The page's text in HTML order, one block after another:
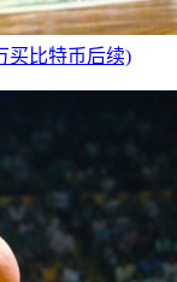
买比特币后续)